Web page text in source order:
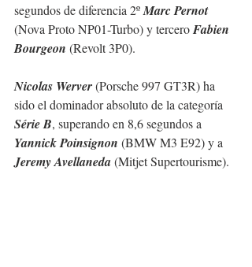
segundos de diferencia 2º Marc Pernot
(Nova Proto NP01-Turbo) y tercero Fabien
Bourgeon (Revolt 3P0).
Nicolas Werver (Porsche 997 GT3R) ha
sido el dominador absoluto de la categoría
Série B, superando en 8,6 segundos a
Yannick Poinsignon (BMW M3 E92) y a
Jeremy Avellaneda (Mitjet Supertourisme).